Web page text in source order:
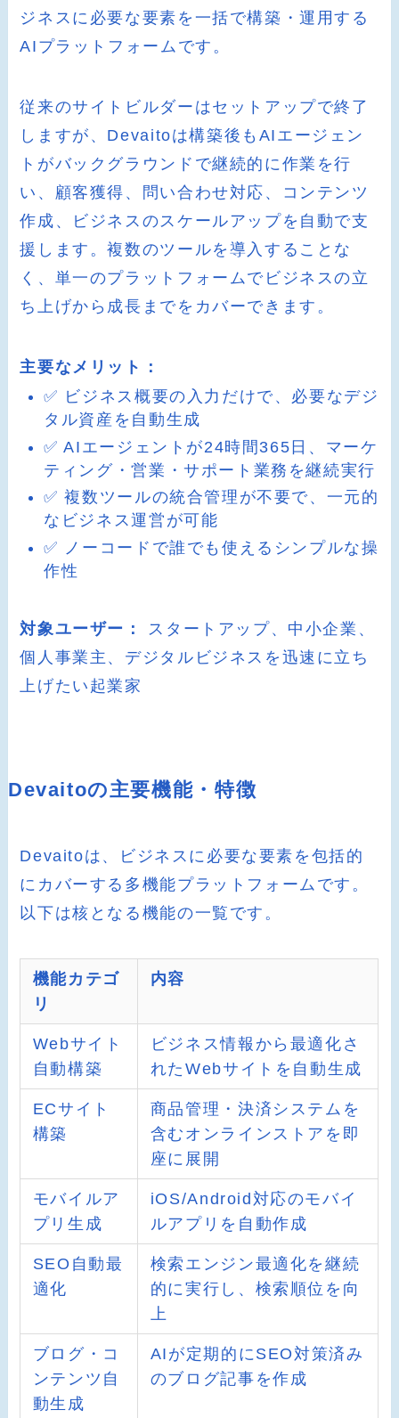
ジネスに必要な要素を一括で構築・運用する
AIプラットフォームです。
従来のサイトビルダーはセットアップで終了
しますが、Devaitoは構築後もAIエージェン
トがバックグラウンドで継続的に作業を行
い、顧客獲得、問い合わせ対応、コンテンツ
作成、ビジネスのスケールアップを自動で支
援します。複数のツールを導入することな
く、単一のプラットフォームでビジネスの立
ち上げから成長までをカバーできます。
主要なメリット：
✅ ビジネス概要の入力だけで、必要なデジ
タル資産を自動生成
✅ AIエージェントが24時間365日、マーケ
ティング・営業・サポート業務を継続実行
✅ 複数ツールの統合管理が不要で、一元的
なビジネス運営が可能
✅ ノーコードで誰でも使えるシンプルな操
作性
対象ユーザー：
スタートアップ、中小企業、
個人事業主、デジタルビジネスを迅速に立ち
上げたい起業家
Devaitoの主要機能・特徴
Devaitoは、ビジネスに必要な要素を包括的
にカバーする多機能プラットフォームです。
以下は核となる機能の一覧です。
機能カテゴ
リ
内容
Webサイト
自動構築
ビジネス情報から最適化さ
れたWebサイトを自動生成
ECサイト
構築
商品管理・決済システムを
含むオンラインストアを即
座に展開
モバイルア
プリ生成
iOS/Android対応のモバイ
ルアプリを自動作成
SEO自動最
適化
検索エンジン最適化を継続
的に実行し、検索順位を向
上
ブログ・コ
ンテンツ自
動生成
AIが定期的にSEO対策済み
のブログ記事を作成